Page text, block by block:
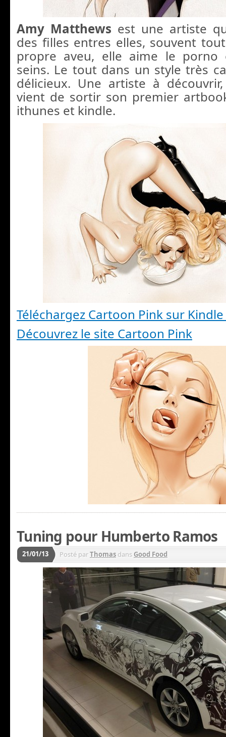
Amy Matthews est une artiste
des filles entres elles, souvent
propre aveu, elle aime le porno
seins. Le tout dans un style très
délicieux. Une artiste à découvrir,
vient de sortir son premier
ithunes et kindle.
Téléchargez Cartoon Pink sur Kindle
Découvrez le site Cartoon Pink
Tuning pour Humberto Ramos
21/01/13 Posté parThomas dans Good Food